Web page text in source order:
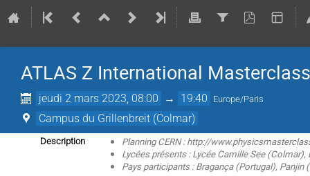
ATLAS Z International
jeudi 2 mars 2023, 08:00 → 19:40 Europe/Paris
Campus du Grillenbreit (Colmar)
Description
Planning CERN : http://
Lycées présents : Lycée Camille See
Pays participants : Bragança (Portugal),